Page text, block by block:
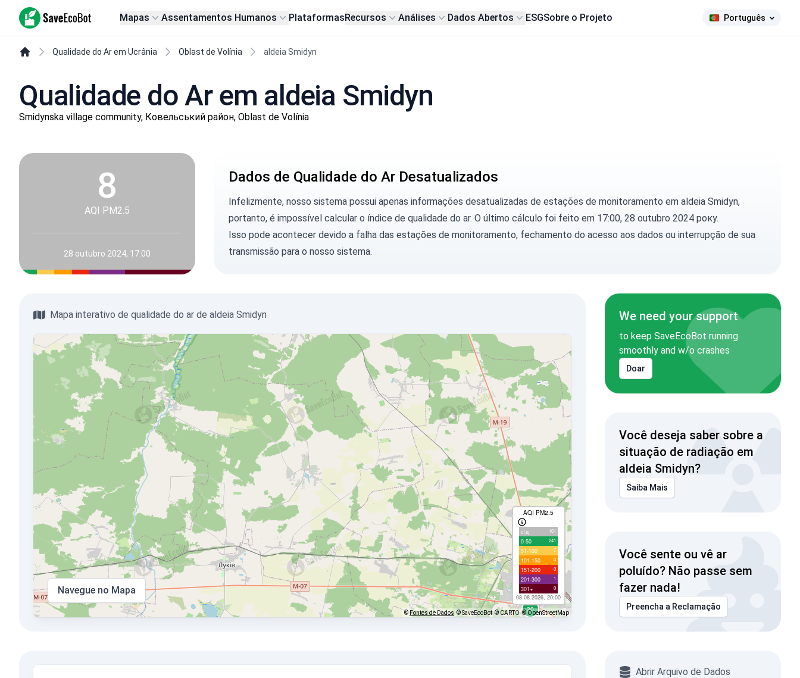
SaveEcoBot Mapas Assentamentos Humanos PlataformasRecursos Análises Dados Abertos ESGSobre o Projeto Português
Qualidade do Ar em Ucrânia Oblast de Volínia aldeia Smidyn
Qualidade do Ar em aldeia Smidyn
Smidynska village community, Ковельський район, Oblast de Volínia
8
AQI PM2.5
28 outubro 2024, 17:00
Dados de Qualidade do Ar Desatualizados
Infelizmente, nosso sistema possui apenas informações desatualizadas de estações de monitoramento em aldeia Smidyn,
portanto, é impossível calcular o índice de qualidade do ar. O último cálculo foi feito em 17:00, 28 outubro 2024 року.
Isso pode acontecer devido a falha das estações de monitoramento, fechamento do acesso aos dados ou interrupção de sua
transmissão para o nosso sistema.
Mapa interativo de qualidade do ar de aldeia Smidyn
AQI PM2.5
с/д 101
0-50 241
51-100 7
101-150 0
151-200 0
201-300 1
301+ 0
08.08.2026, 20:00
Navegue no Mapa
©Fontes de Dados © SaveEcoBot © CARTO © OpenStreetMap
We need your support
to keep SaveEcoBot running
smoothly and w/o crashes
Doar
Você deseja saber sobre a
situação de radiação em
aldeia Smidyn?
Saiba Mais
Você sente ou vê ar
poluído? Não passe sem
fazer nada!
Preencha a Reclamação
Abrir Arquivo de Dados